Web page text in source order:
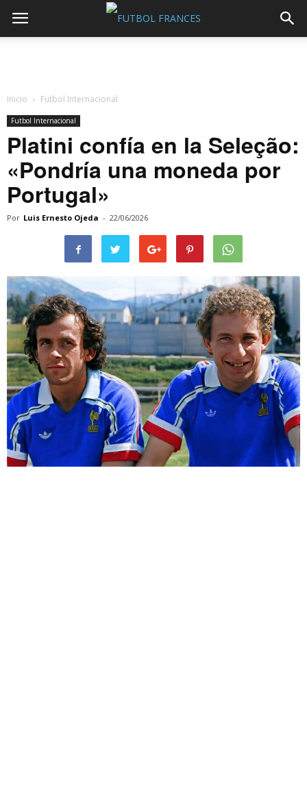
Inicio Futbol Internacional
Futbol Internacional
Platini confía en la Seleção:
«Pondría una moneda por
Portugal»
Por Luis Ernesto Ojeda - 22/06/2026